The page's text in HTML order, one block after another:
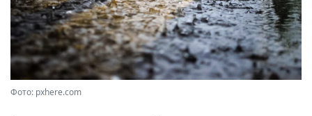
Фото: pxhere.com